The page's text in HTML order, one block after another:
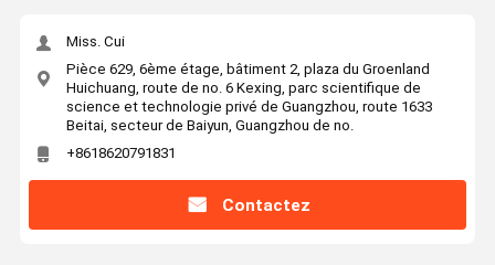
Miss. Cui
Pièce 629, 6ème étage, bâtiment 2, plaza du Groenland
Huichuang, route de no. 6 Kexing, parc scientifique de
science et technologie privé de Guangzhou, route 1633
Beitai, secteur de Baiyun, Guangzhou de no.
+8618620791831
Contactez